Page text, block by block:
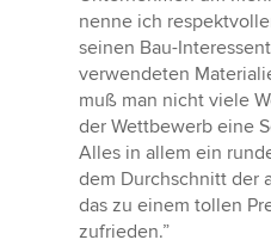
nenne ich
seinen Bau-
verwendeten
muß man nicht viele
der Wettbewerb eine
Alles in allem ein
dem Durchschnitt der
das zu einem tollen
zufrieden.”